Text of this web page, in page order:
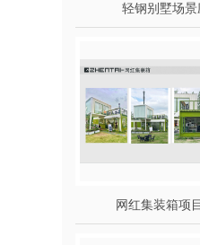
轻钢别墅场景
网红集装箱项